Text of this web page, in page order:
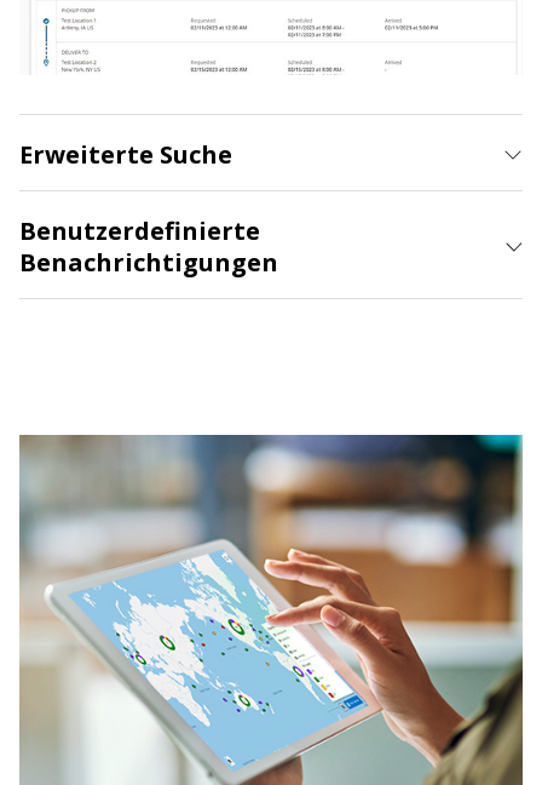
Erweiterte Suche
Benutzerdefinierte
Benachrichtigungen